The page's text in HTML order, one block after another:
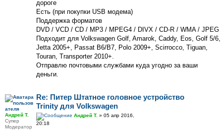
дороге
Есть (при покупки USB модема)
Поддержка форматов
DVD / VCD / CD / MP3 / MPEG4 / DIVX / CD-R / WMA / JPEG
Подходит для Volkswagen Golf, Amarok, Caddy, Eos, Golf 5/6,
Jetta 2005+, Passat B6/B7, Polo 2009+, Scirrocco, Tiguan,
Touran, Transporter 2010+.
Отправлю почтовыми службами куда угодно за ваши
деньги.
Re: Питер Штатное головное устройство
Trinity для Volkswagen
Андрей Т. » 05 апр 2016,
20:18
Андрей Т.
Супер
Модератор